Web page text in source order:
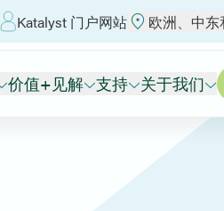
Katalyst 门户网站 欧洲、中东
价值+见解 支持 关于我们